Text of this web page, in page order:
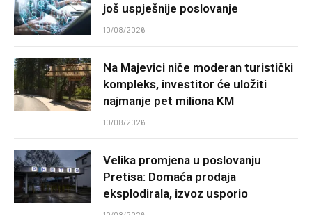
još uspješnije poslovanje
10/08/2026
Na Majevici niče moderan turistički
kompleks, investitor će uložiti
najmanje pet miliona KM
10/08/2026
Velika promjena u poslovanju
Pretisa: Domaća prodaja
eksplodirala, izvoz usporio